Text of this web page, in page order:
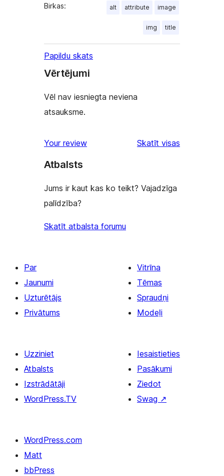
Birkas: alt attribute image
img title
Papildu skats
Vērtējumi
Vēl nav iesniegta neviena
atsauksme.
Your review
Skatīt visas
Atbalsts
Jums ir kaut kas ko teikt? Vajadzīga
palīdzība?
Skatīt atbalsta forumu
Par
Jaunumi
Uzturētājs
Privātums
Vitrīna
Tēmas
Spraudņi
Modeļi
Uzziniet
Atbalsts
Izstrādātāji
WordPress.TV
Iesaistieties
Pasākumi
Ziedot
Swag ↗
WordPress.com
Matt
bbPress